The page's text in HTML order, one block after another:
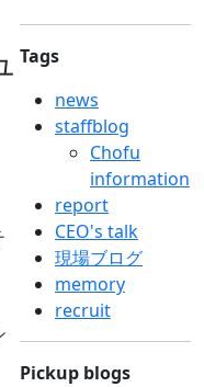
Tags
news
staffblog
Chofu
information
report
CEO's talk
現場ブログ
memory
recruit
Pickup blogs